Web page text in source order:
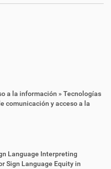
a la información » Tecnologías
comunicación y acceso a la
Language Interpreting
Sign Language Equity in